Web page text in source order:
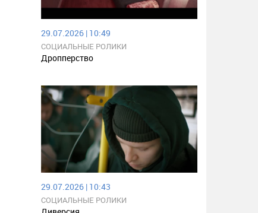
29.07.2026 | 10:49
СОЦИАЛЬНЫЕ РОЛИКИ
Дропперство
29.07.2026 | 10:43
СОЦИАЛЬНЫЕ РОЛИКИ